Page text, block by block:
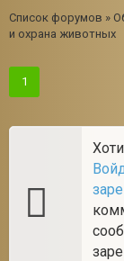
Список форумов »
и охрана животных
1